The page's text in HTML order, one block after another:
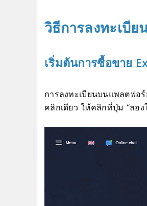
วิธีการลงทะเบี
เริ่มต้นการซื้อขาย
การลงทะเบียนบนแพลตฟอ
คลิกเดียว ให้คลิกที่ปุ่ม “ลอ